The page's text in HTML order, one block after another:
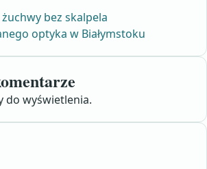
bez skalpela
optyka w Białymstoku
do wyświetlenia.